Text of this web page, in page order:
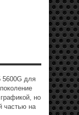
5600G для
но
частью на